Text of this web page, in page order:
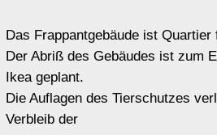
Ein Platz ohne Tauben ist kein öffentlicher Platz
die leidige „Ungezieferplage“ wäre eine gute
wahrgenommen werden. Realisierungsvorschläge
Kostenpläne vorhanden.